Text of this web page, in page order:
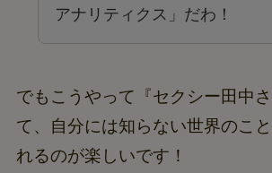
アナリティクス」だわ！
でもこうやって『セクシー田中
て、自分には知らない世界のこ
れるのが楽しいです！